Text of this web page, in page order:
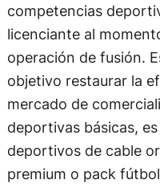
competencias
licenciante al
operación de fusión.
objetivo restaurar la
mercado de
deportivas básicas,
deportivos de cable
premium o pack